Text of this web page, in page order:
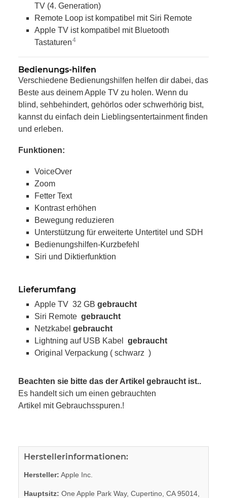
TV (4. Generation)
Remote Loop ist kompatibel mit Siri Remote
Apple TV ist kompatibel mit Bluetooth
Tastaturen4
Bedienungs-hilfen
Verschiedene Bedienungshilfen helfen dir dabei, das
Beste aus deinem Apple TV zu holen. Wenn du
blind, sehbehindert, gehörlos oder schwerhörig bist,
kannst du einfach dein Lieblingsentertainment finden
und erleben.
Funktionen:
VoiceOver
Zoom
Fetter Text
Kontrast erhöhen
Bewegung reduzieren
Unterstützung für erweiterte Untertitel und SDH
Bedienungshilfen-Kurzbefehl
Siri und Diktierfunktion
Lieferumfang
Apple TV 32 GB gebraucht
Siri Remote gebraucht
Netzkabel gebraucht
Lightning auf USB Kabel gebraucht
Original Verpackung ( schwarz )
Beachten sie bitte das der Artikel gebraucht ist..
Es handelt sich um einen gebrauchten
Artikel mit Gebrauchsspuren.!
Herstellerinformationen:
Hersteller: Apple Inc.
Hauptsitz: One Apple Park Way, Cupertino, CA 95014,